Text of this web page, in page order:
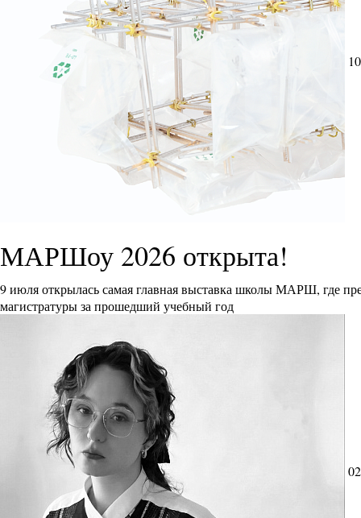
МАРШоу 2026 открыта!
9 июля открылась самая главная выставка школы МАРШ, где
магистратуры за прошедший учебный год